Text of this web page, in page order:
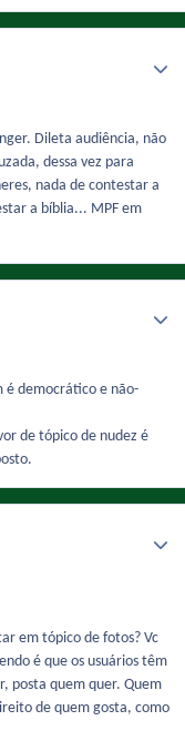
Dileta audiência, não
dessa vez para
nada de contestar a
a bíblia... MPF em
é democrático e não-
de tópico de nudez é
em tópico de fotos? Vc
é que os usuários têm
posta quem quer. Quem
de quem gosta, como